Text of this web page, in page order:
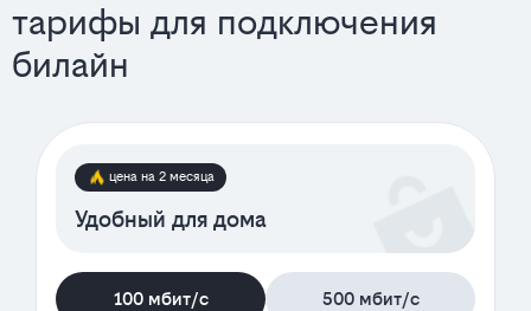
тарифы для подключения
билайн
цена на 2 месяца
Удобный для дома
100 мбит/с 500 мбит/с